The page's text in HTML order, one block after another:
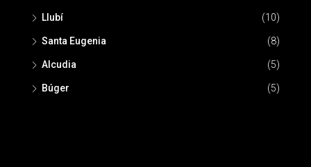
Llubí (10)
Santa Eugenia (8)
Alcudia (5)
Búger (5)